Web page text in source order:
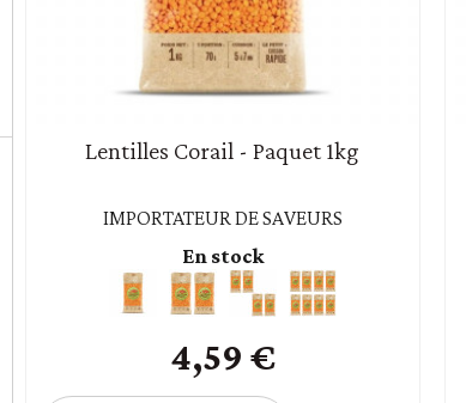
Lentilles Corail - Paquet 1kg
IMPORTATEUR DE SAVEURS
En stock
4,59 €